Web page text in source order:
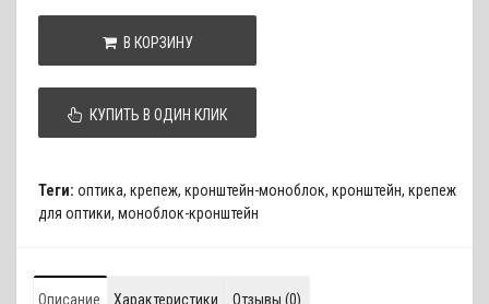
В КОРЗИНУ
КУПИТЬ В ОДИН КЛИК
Теги: оптика, крепеж, кронштейн-моноблок, кронштейн, крепеж
для оптики, моноблок-кронштейн
Описание Характеристики Отзывы (0)